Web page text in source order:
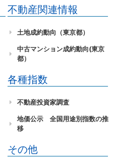
不動産関連情報
土地成約動向（東京都）
中古マンション成約動向(東京
都）
各種指数
不動産投資家調査
地価公示 全国用途別指数の推
移
その他